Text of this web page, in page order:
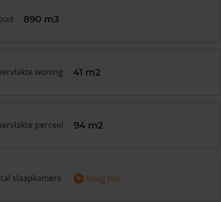
890 m3
woning 41 m2
perceel 94 m2
slaapkamers + Voeg toe